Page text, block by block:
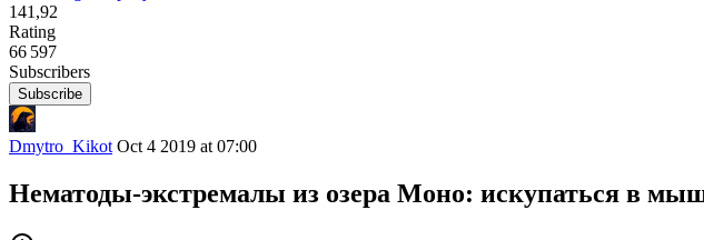
141,92
Rating
66 597
Subscribers
Subscribe
Dmytro_Kikot Oct 4 2019 at 07:00
Нематоды-экстремалы из озера Моно: искупаться в